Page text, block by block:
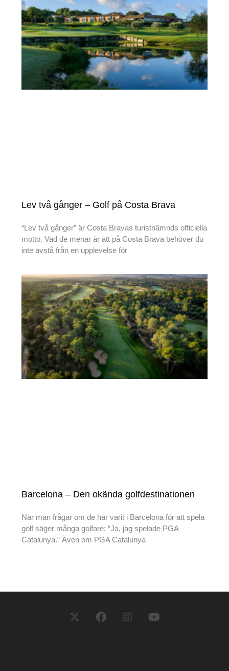
Lev två gånger – Golf på Costa Brava
“Lev två gånger” är Costa Bravas turistnämnds officiella
motto. Vad de menar är att på Costa Brava behöver du
inte avstå från en upplevelse för
Barcelona – Den okända golfdestinationen
När man frågar om de har varit i Barcelona för att spela
golf säger många golfare: “Ja, jag spelade PGA
Catalunya.” Även om PGA Catalunya